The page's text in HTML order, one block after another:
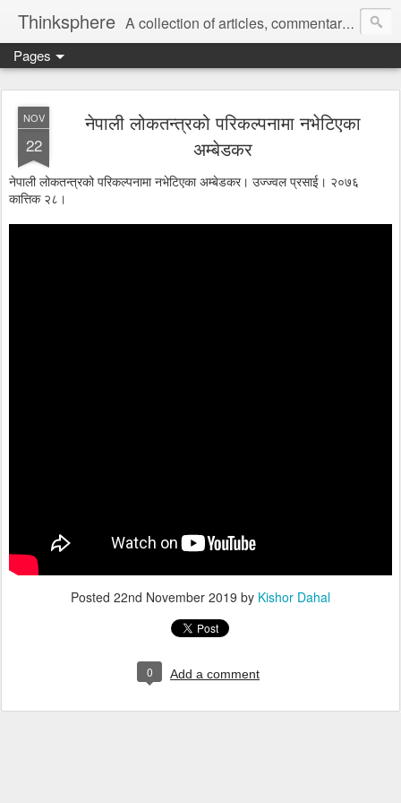
Thinksphere A collection of articles, commentaries, book reviews, rants, poems.
Pages
NOV
22
नेपाली लोकतन्त्रको परिकल्पनामा नभेटिएका
अम्बेडकर
नेपाली लोकतन्त्रको परिकल्पनामा नभेटिएका अम्बेडकर। उज्ज्वल प्रसाई। २०७६
कात्तिक २८।
Posted 22nd November 2019 by Kishor Dahal
0 Add a comment